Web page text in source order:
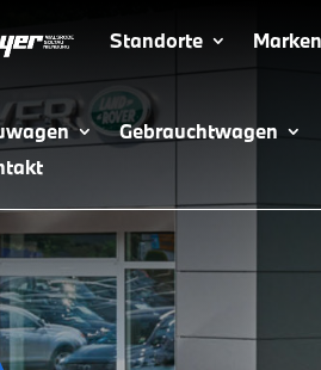
Standorte Marken
Gebrauchtwagen